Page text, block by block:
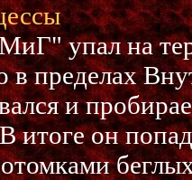
упал на
в пределах
и
итоге он